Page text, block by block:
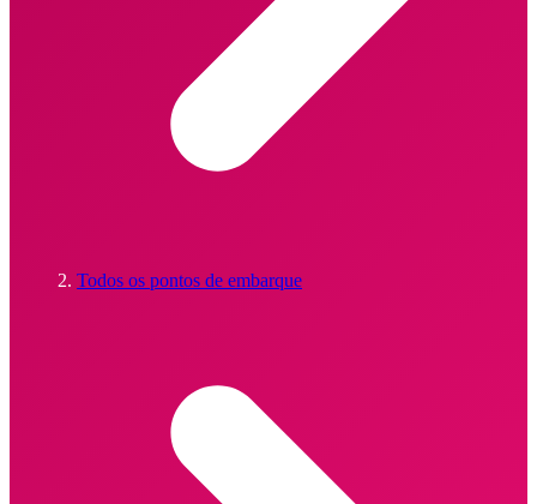
Todos os pontos de embarque